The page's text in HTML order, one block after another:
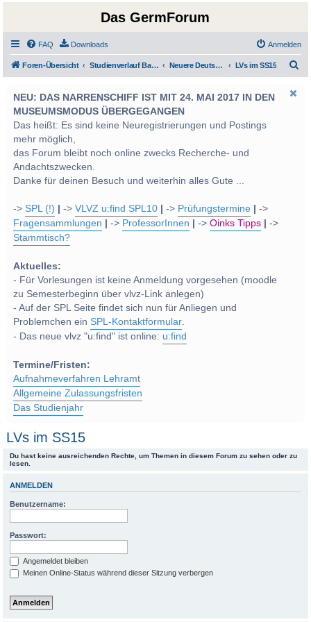
Das GermForum
FAQ Downloads Anmelden
Foren-Übersicht Studienverlauf Bachelor-/Masterstudien sowie UF Deutsch Neuere Deutsche Literatur LVs im SS15
NEU: DAS NARRENSCHIFF IST MIT 24. MAI 2017 IN DEN
MUSEUMSMODUS ÜBERGEGANGEN
Das heißt: Es sind keine Neuregistrierungen und Postings
mehr möglich,
das Forum bleibt noch online zwecks Recherche- und
Andachtszwecken.
Danke für deinen Besuch und weiterhin alles Gute ...
->SPL (!) ->VLVZ u:find SPL10 -> Prüfungstermine
->
Fragensammlungen
-> ProfessorInnen ->Oinks Tipps
->
Stammtisch?
Aktuelles:
- Für Vorlesungen ist keine Anmeldung vorgesehen (moodle
zu Semesterbeginn über vlvz-Link anlegen)
- Auf der SPL Seite findet sich nun für Anliegen und
Problemchen einSPL-Kontaktformular.
- Das neue vlvz "u:find" ist online: u:find
Termine/Fristen:
Aufnahmeverfahren Lehramt
Allgemeine Zulassungsfristen
Das Studienjahr
LVs im SS15
Du hast keine ausreichenden Rechte, um Themen in diesem Forum zu sehen oder zu
lesen.
ANMELDEN
Benutzername:
Passwort:
Angemeldet bleiben
Meinen Online-Status während dieser Sitzung verbergen